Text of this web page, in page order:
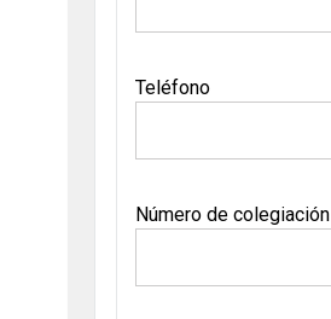
Teléfono
Número de colegiación